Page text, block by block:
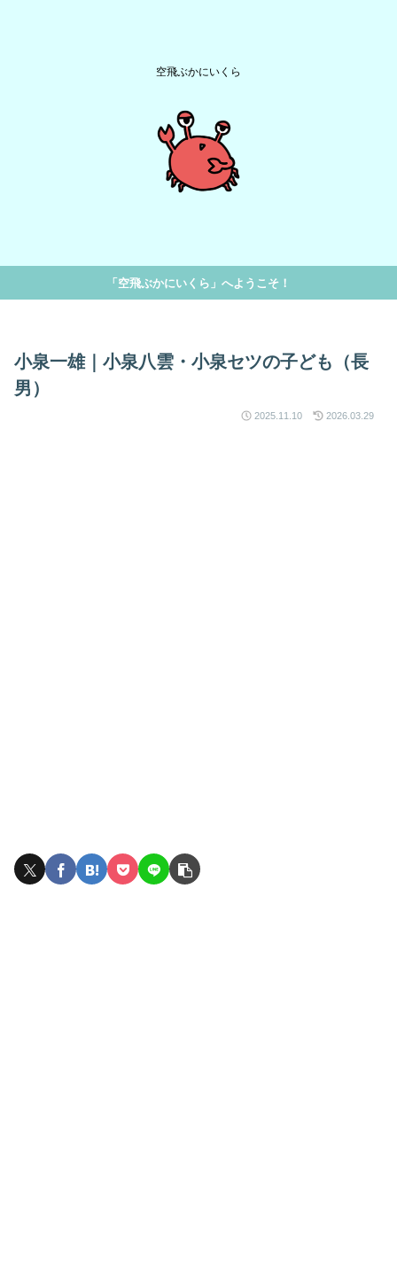
空飛ぶかにいくら
「空飛ぶかにいくら」へようこそ！
小泉一雄｜小泉八雲・小泉セツの子ども（長
男）
2025.11.10 2026.03.29